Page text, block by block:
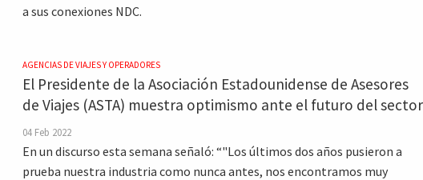
a sus conexiones NDC.
AGENCIAS DE VIAJES Y OPERADORES
El Presidente de la Asociación Estadounidense de Asesores
de Viajes (ASTA) muestra optimismo ante el futuro del sector
04 Feb 2022
En un discurso esta semana señaló: “"Los últimos dos años pusieron a
prueba nuestra industria como nunca antes, nos encontramos muy